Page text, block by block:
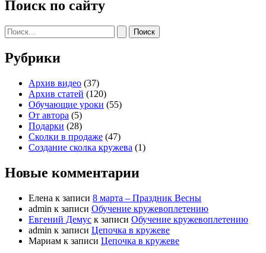
Поиск по сайту
Поиск:
Рубрики
Архив видео (37)
Архив статей (120)
Обучающие уроки (55)
От автора (5)
Подарки (28)
Сколки в продаже (47)
Создание сколка кружева (1)
Новые комментарии
Елена к записи 8 марта – Праздник Весны
admin к записи Обучение кружевоплетению
Евгений Демус к записи Обучение кружевоплетению
admin к записи Цепочка в кружеве
Мариам к записи Цепочка в кружеве